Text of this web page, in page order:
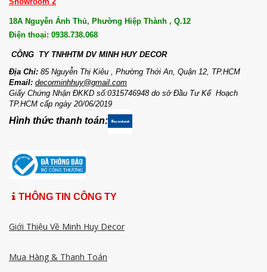
18A Nguyễn Ảnh Thủ, Phường Hiệp Thành , Q.12
Điện thoại: 0938.738.068
CÔNG TY TNHHTM DV MINH HUY DECOR
Địa Chỉ: 85 Nguyễn Thị Kiêu , Phường Thới An, Quận 12, TP.HCM
Email: decorminhhuy@gmail.com
Giấy Chứng Nhận ĐKKD số:0315746948 do sở Đầu Tư Kế Hoạch
TP.HCM cấp ngày 20/06/2019
Hình thức thanh toán:
THÔNG TIN CÔNG TY
Giới Thiệu Về Minh Huy Decor
Mua Hàng & Thanh Toán